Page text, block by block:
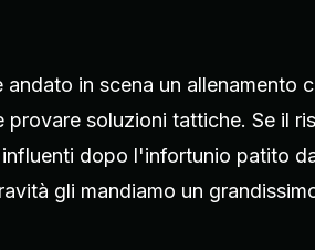
andato in scena un allenamento
provare soluzioni tattiche. Se il
dopo l'infortunio patito
gli mandiamo un